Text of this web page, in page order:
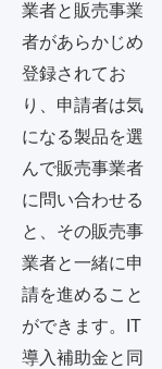
業者と販売事業
者があらかじめ
登録されてお
り、申請者は気
になる製品を選
んで販売事業者
に問い合わせる
と、その販売事
業者と一緒に申
請を進めること
ができます。IT
導入補助金と同